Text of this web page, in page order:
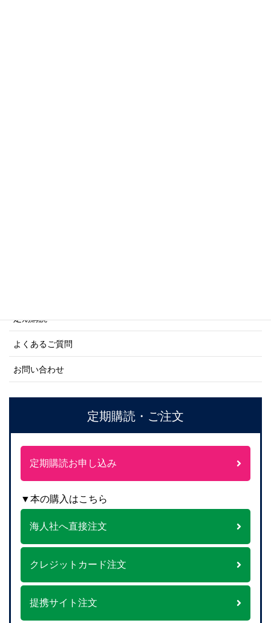
定期購読
よくあるご質問
お問い合わせ
定期購読・ご注文
定期購読お申し込み
▼本の購入はこちら
海人社へ直接注文
クレジットカード注文
提携サイト注文